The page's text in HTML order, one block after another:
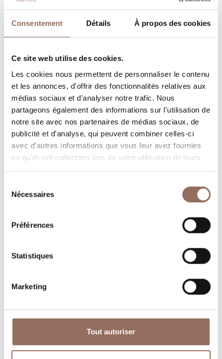
Consentement Détails À propos des cookies
Ce site web utilise des cookies.
Les cookies nous permettent de personnaliser le contenu
et les annonces, d'offrir des fonctionnalités relatives aux
médias sociaux et d'analyser notre trafic. Nous
partageons également des informations sur l'utilisation de
notre site avec nos partenaires de médias sociaux, de
publicité et d'analyse, qui peuvent combiner celles-ci
avec d'autres informations que vous leur avez fournies
ou qu'ils ont collectées lors de votre utilisation de leurs
services.
Nécessaires
Préférences
Statistiques
Marketing
Tout autoriser
Vos vacances
Programmez où dormir, où manger, quoi faire et visiter
dans chaque coin de Langhe Monferrato Roero, tout en
gardant un œil sur la météo en temps réel
Où dormir Où manger
Operateurs du
Services